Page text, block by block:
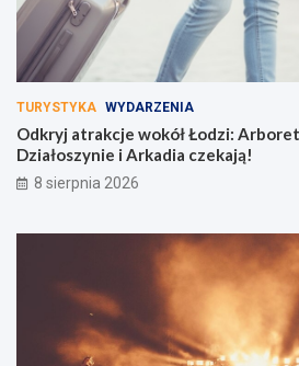
TURYSTYKA WYDARZENIA
Odkryj atrakcje wokół Łodzi:
Działoszynie i Arkadia czekają!
8 sierpnia 2026